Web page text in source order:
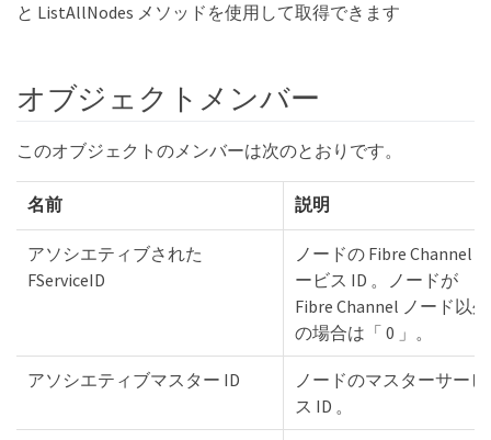
と ListAllNodes メソッドを使用して取得できます
オブジェクトメンバー
このオブジェクトのメンバーは次のとおりです。
名前 説明
アソシエティブされた
FServiceID
ノードの Fibre Channel
ービス ID 。ノードが
Fibre Channel ノード以外
の場合は「 0 」。
アソシエティブマスター ID
ノードのマスターサービ
ス ID 。